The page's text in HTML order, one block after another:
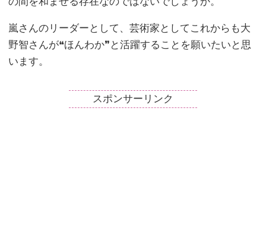
嵐さんのリーダーとして、芸術家としてこれからも大
野智さんが❝ほんわか❞と活躍することを願いたいと思
います。
スポンサーリンク